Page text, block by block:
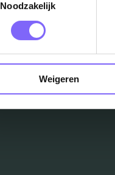
Noodzakelijk
Weigeren